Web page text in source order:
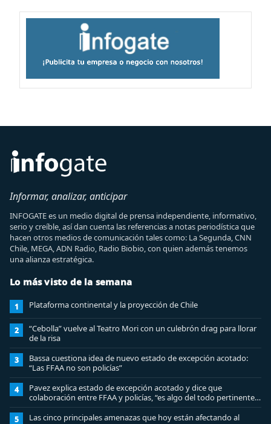
Informar, analizar, anticipar
INFOGATE es un medio digital de prensa independiente, informativo,
serio y creíble, así dan cuenta las referencias a notas periodística que
hacen otros medios de comunicación tales como: La Segunda, CNN
Chile, MEGA, ADN Radio, Radio Biobio, con quien además tenemos
una alianza estratégica.
Lo más visto de la semana
1 Plataforma continental y la proyección de Chile
2
“Cebolla” vuelve al Teatro Mori con un culebrón drag para llorar
de la risa
3
Bassa cuestiona idea de nuevo estado de excepción acotado:
“Las FFAA no son policías”
4
Pavez explica estado de excepción acotado y dice que
colaboración entre FFAA y policías, “es algo del todo pertinente
analizar”
5
Las cinco principales amenazas que hoy están afectando al